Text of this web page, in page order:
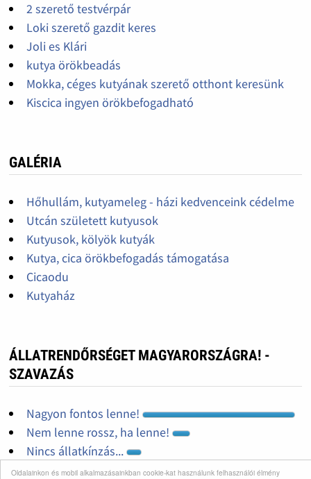
Oldalainkon és mobil alkalmazásainkban cookie-kat használunk felhasználói élmény
2 szerető testvérpár
Loki szerető gazdit keres
Joli es Klári
kutya örökbeadás
Mokka, céges kutyának szerető otthont keresünk
Kiscica ingyen örökbefogadható
GALÉRIA
Hőhullám, kutyameleg - házi kedvenceink cédelme
Utcán született kutyusok
Kutyusok, kölyök kutyák
Kutya, cica örökbefogadás támogatása
Cicaodu
Kutyaház
ÁLLATRENDŐRSÉGET MAGYARORSZÁGRA! -
SZAVAZÁS
Nagyon fontos lenne!
Nem lenne rossz, ha lenne!
Nincs állatkínzás...
Nem kell állatrendőrség!